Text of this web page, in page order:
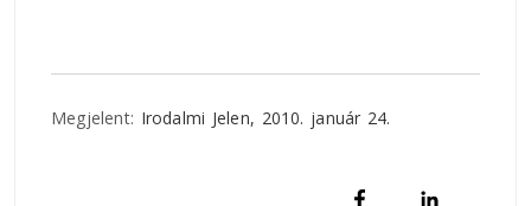
Megjelent: Irodalmi Jelen, 2010. január 24.